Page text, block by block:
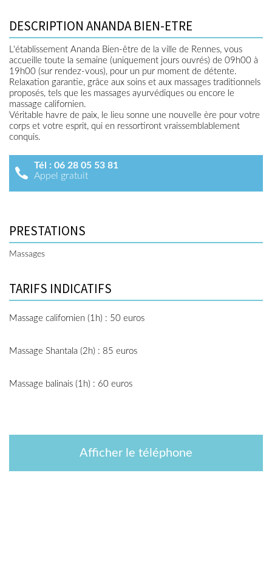
DESCRIPTION ANANDA BIEN-ETRE
L'établissement Ananda Bien-être de la ville de Rennes, vous
accueille toute la semaine (uniquement jours ouvrés) de 09h00 à
19h00 (sur rendez-vous), pour un pur moment de détente.
Relaxation garantie, grâce aux soins et aux massages traditionnels
proposés, tels que les massages ayurvédiques ou encore le
massage californien.
Véritable havre de paix, le lieu sonne une nouvelle ère pour votre
corps et votre esprit, qui en ressortiront vraissemblablement
conquis.
Tél : 06 28 05 53 81
Appel gratuit
PRESTATIONS
Massages
TARIFS INDICATIFS
Massage californien (1h) : 50 euros
Massage Shantala (2h) : 85 euros
Massage balinais (1h) : 60 euros
Afficher le téléphone